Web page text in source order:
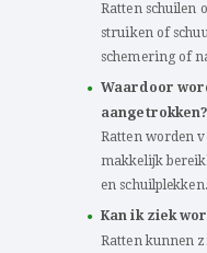
Ratten schuilen
struiken of
schemering of
Waardoor
aangetrokken?
Ratten worden
makkelijk
en schuilplekken.
Kan ik ziek
Ratten kunnen